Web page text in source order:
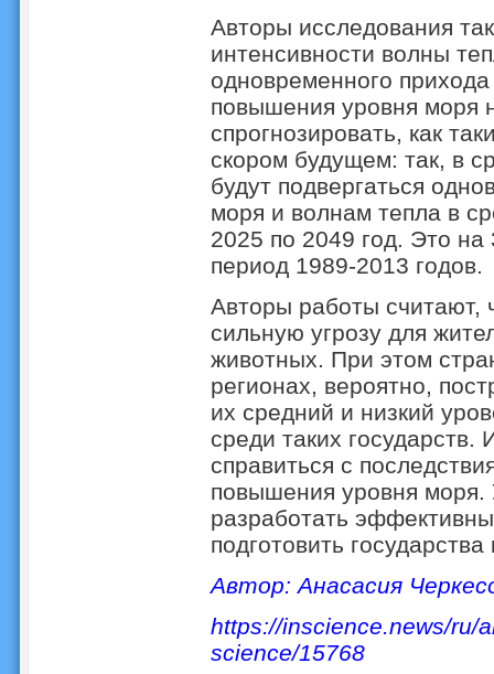
Авторы исследования
интенсивности волны
одновременного
повышения уровня моря
спрогнозировать, как
скором будущем: так, в
будут подвергаться
моря и волнам тепла в
2025 по 2049 год. Это
период 1989-2013 годов.
Авторы работы считают,
сильную угрозу для
животных. При этом
регионах, вероятно,
их средний и низкий
среди таких государств.
справиться с
повышения уровня
разработать
подготовить
Автор: Анасасия
https://inscience.news/ru/
science/15768